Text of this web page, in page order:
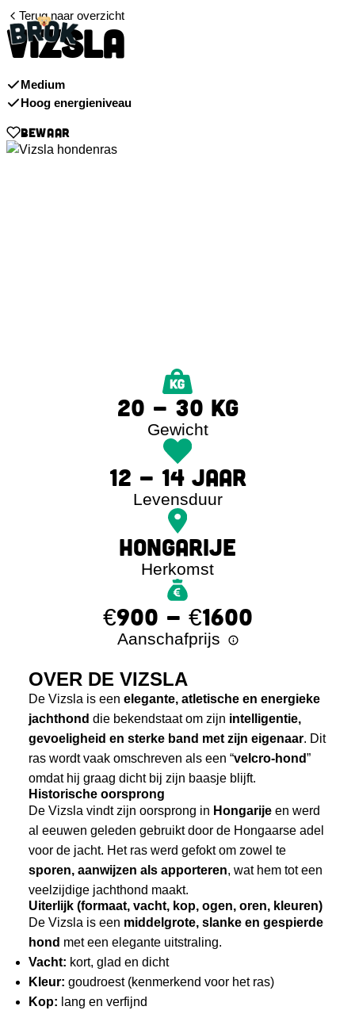
Terug naar overzicht
VIZSLA
Medium
Hoog energieniveau
BEWAAR
20 - 30 KG
Gewicht
12 - 14 JAAR
Levensduur
HONGARIJE
Herkomst
€900 - €1600
Aanschafprijs
OVER DE VIZSLA
De Vizsla is een elegante, atletische en energieke
jachthond die bekendstaat om zijn intelligentie,
gevoeligheid en sterke band met zijn eigenaar. Dit
ras wordt vaak omschreven als een “velcro-hond”
omdat hij graag dicht bij zijn baasje blijft.
Historische oorsprong
De Vizsla vindt zijn oorsprong in Hongarije en werd
al eeuwen geleden gebruikt door de Hongaarse adel
voor de jacht. Het ras werd gefokt om zowel te
sporen, aanwijzen als apporteren, wat hem tot een
veelzijdige jachthond maakt.
Uiterlijk (formaat, vacht, kop, ogen, oren, kleuren)
De Vizsla is een middelgrote, slanke en gespierde
hond met een elegante uitstraling.
Vacht: kort, glad en dicht
Kleur: goudroest (kenmerkend voor het ras)
Kop: lang en verfijnd